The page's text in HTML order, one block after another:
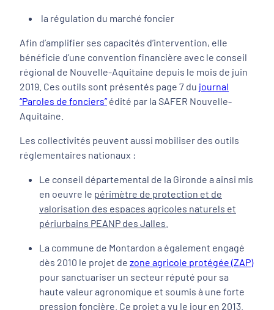
la régulation du marché foncier
Afin d’amplifier ses capacités d’intervention, elle
bénéficie d’une convention financière avec le conseil
régional de Nouvelle-Aquitaine depuis le mois de juin
2019. Ces outils sont présentés page 7 du journal
“Paroles de fonciers” édité par la SAFER Nouvelle-
Aquitaine.
Les collectivités peuvent aussi mobiliser des outils
réglementaires nationaux :
Le conseil départemental de la Gironde a ainsi mis
en oeuvre le périmètre de protection et de
valorisation des espaces agricoles naturels et
périurbains PEANP des Jalles
La commune de Montardon a également engagé
dès 2010 le projet de zone agricole protégée (ZAP)
pour sanctuariser un secteur réputé pour sa
haute valeur agronomique et soumis à une forte
pression foncière. Ce projet a vu le jour en 2013.